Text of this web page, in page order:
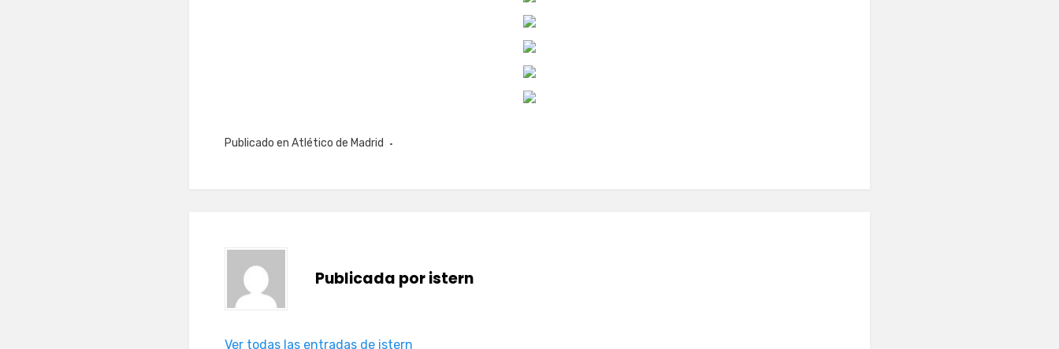
Publicado en Atlético de Madrid
Publicada poristern
Ver todas las entradas de istern